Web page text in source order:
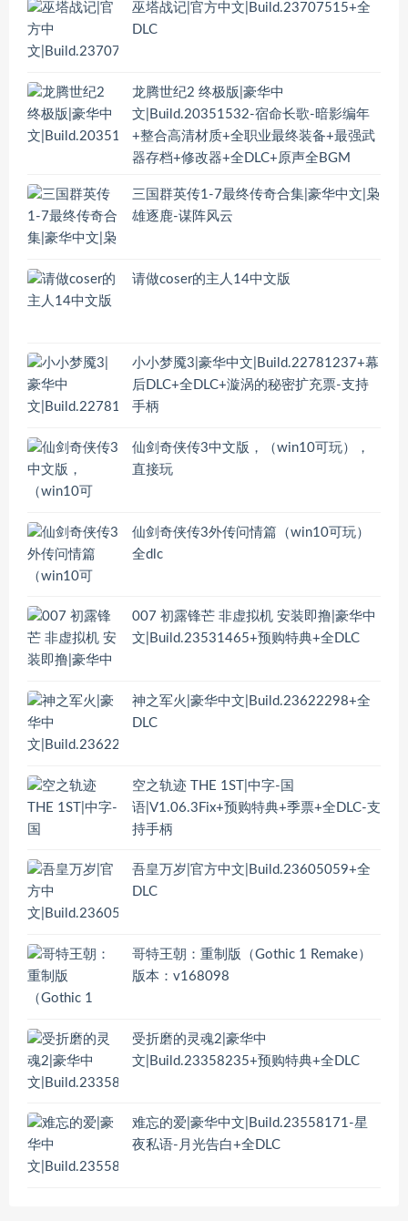
巫塔战记|官方中文|Build.23707515+全
DLC
龙腾世纪2 终极版|豪华中
文|Build.20351532-宿命长歌-暗影编年
+整合高清材质+全职业最终装备+最强武
器存档+修改器+全DLC+原声全BGM
三国群英传1-7最终传奇合集|豪华中文|枭
雄逐鹿-谋阵风云
请做coser的主人14中文版
小小梦魇3|豪华中文|Build.22781237+幕
后DLC+全DLC+漩涡的秘密扩充票-支持
手柄
仙剑奇侠传3中文版，（win10可玩），
直接玩
仙剑奇侠传3外传问情篇（win10可玩）
全dlc
007 初露锋芒 非虚拟机 安装即撸|豪华中
文|Build.23531465+预购特典+全DLC
神之军火|豪华中文|Build.23622298+全
DLC
空之轨迹 THE 1ST|中字-国
语|V1.06.3Fix+预购特典+季票+全DLC-支
持手柄
吾皇万岁|官方中文|Build.23605059+全
DLC
哥特王朝：重制版（Gothic 1 Remake）
版本：v168098
受折磨的灵魂2|豪华中
文|Build.23358235+预购特典+全DLC
难忘的爱|豪华中文|Build.23558171-星
夜私语-月光告白+全DLC